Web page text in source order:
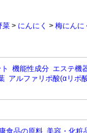
菜 > にんにく > 梅にんに
機能性成分 エステ機
アルファリポ酸(αリポ
食品の原料 美容・化粧